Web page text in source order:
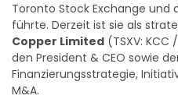
Toronto Stock Exchange und
führte. Derzeit ist sie als
Copper Limited (TSXV:
den President & CEO sowie
Finanzierungsstrategie,
M&A.